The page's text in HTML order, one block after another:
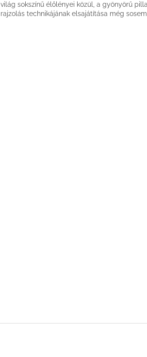
világ sokszínű élőlényei közül, a gyönyörű
rajzolás technikájának elsajátítása még